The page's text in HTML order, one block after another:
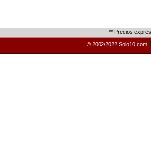
** Precios
© 2002/2022 Solo10.com